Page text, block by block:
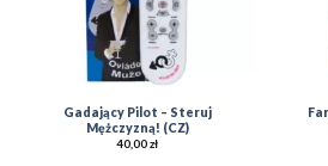
Gadający Pilot – Steruj
Mężczyzną! (CZ)
40,00zł